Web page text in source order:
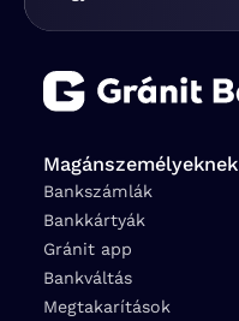
Magánszemélyeknek
Bankszámlák
Bankkártyák
Gránit app
Bankváltás
Megtakarítások